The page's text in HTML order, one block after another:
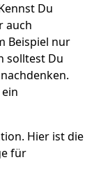
Du
auch
Beispiel nur
solltest Du
Hier ist die
für